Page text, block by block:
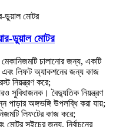
ডুয়াল মোটর
চালানোর জন্য, একটি
লিফট অ্যাকশনের জন্য কাজ
নিয়ন্ত্রণ করে;
সুবিধাজনক। বৈদ্যুতিক নিয়ন্ত্রণ
পাড়ার অঙ্গভঙ্গি উপলব্ধি করা যায়;
লিফটের কাজ করে;
সুইচের জন্য, নির্বাচনের